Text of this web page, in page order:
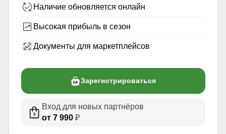
Наличие обновляется онлайн
Высокая прибыль в сезон
Документы для маркетплейсов
Зарегистрироваться
Вход для новых партнёров
от 7 990₽